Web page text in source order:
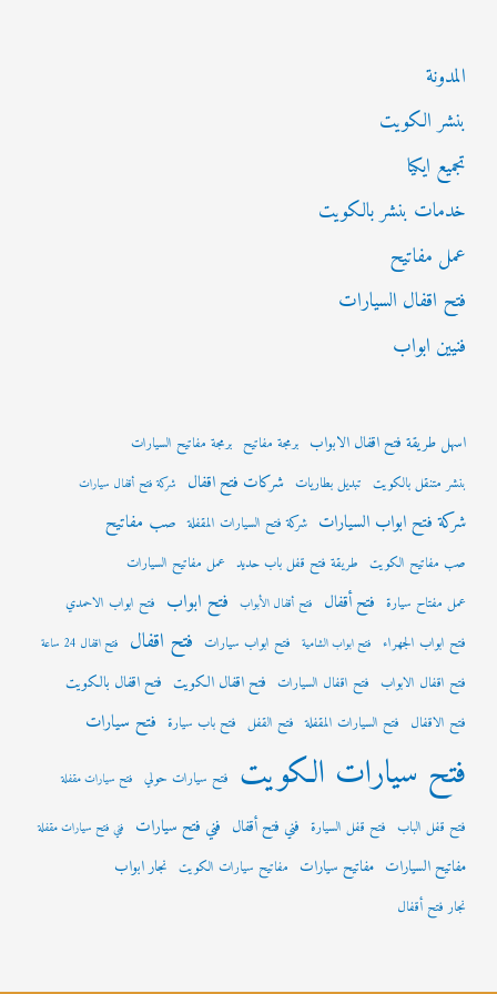
المدونة
بنشر الكويت
تجميع ايكيا
خدمات بنشر بالكويت
عمل مفاتيح
فتح اقفال السيارات
فنيين ابواب
اسهل طريقة فتح اقفال الابواب برمجة مفاتيح برمجة مفاتيح السيارات
بنشر متنقل بالكويت تبديل بطاريات شركات فتح اقفال شركة فتح أقفال سيارات
شركة فتح ابواب السيارات شركة فتح السيارات المقفلة صب مفاتيح
صب مفاتيح الكويت طريقة فتح قفل باب حديد عمل مفاتيح السيارات
عمل مفتاح سيارة فتح أقفال فتح أقفال الأبواب فتح ابواب فتح ابواب الاحمدي
فتح ابواب الجهراء فتح ابواب الشامية فتح ابواب سيارات فتح اقفال فتح اقفال 24 ساعة
فتح اقفال الابواب فتح اقفال السيارات فتح اقفال الكويت فتح اقفال بالكويت
فتح الاقفال فتح السيارات المقفلة فتح القفل فتح باب سيارة فتح سيارات
فتح سيارات الكويت فتح سيارات حولي فتح سيارات مقفلة
فتح قفل الباب فتح قفل السيارة فني فتح أقفال فني فتح سيارات فني فتح سيارات مقفلة
مفاتيح السيارات مفاتيح سيارات مفاتيح سيارات الكويت نجار ابواب
نجار فتح أقفال